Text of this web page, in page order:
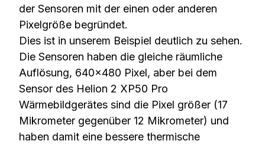
der Sensoren mit der einen oder anderen
Pixelgröße begründet.
Dies ist in unserem Beispiel deutlich zu sehen.
Die Sensoren haben die gleiche räumliche
Auflösung, 640×480 Pixel, aber bei dem
Sensor des Helion 2 XP50 Pro
Wärmebildgerätes sind die Pixel größer (17
Mikrometer gegenüber 12 Mikrometer) und
haben damit eine bessere thermische